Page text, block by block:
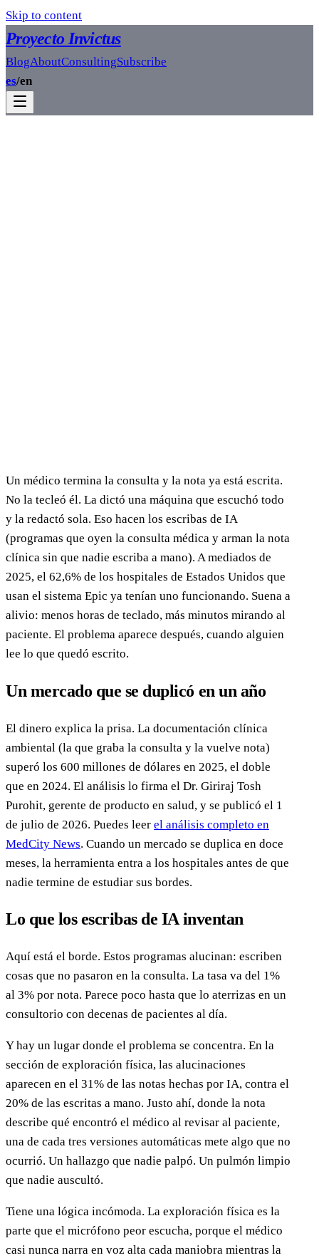
Skip to content
Proyecto Invictus
BlogAboutConsultingSubscribe
es/en
Un médico termina la consulta y la nota ya está escrita.
No la tecleó él. La dictó una máquina que escuchó todo
y la redactó sola. Eso hacen los escribas de IA
(programas que oyen la consulta médica y arman la nota
clínica sin que nadie escriba a mano). A mediados de
2025, el 62,6% de los hospitales de Estados Unidos que
usan el sistema Epic ya tenían uno funcionando. Suena a
alivio: menos horas de teclado, más minutos mirando al
paciente. El problema aparece después, cuando alguien
lee lo que quedó escrito.
Un mercado que se duplicó en un año
El dinero explica la prisa. La documentación clínica
ambiental (la que graba la consulta y la vuelve nota)
superó los 600 millones de dólares en 2025, el doble
que en 2024. El análisis lo firma el Dr. Giriraj Tosh
Purohit, gerente de producto en salud, y se publicó el 1
de julio de 2026. Puedes leer el análisis completo en
MedCity News. Cuando un mercado se duplica en doce
meses, la herramienta entra a los hospitales antes de que
nadie termine de estudiar sus bordes.
Lo que los escribas de IA inventan
Aquí está el borde. Estos programas alucinan: escriben
cosas que no pasaron en la consulta. La tasa va del 1%
al 3% por nota. Parece poco hasta que lo aterrizas en un
consultorio con decenas de pacientes al día.
Y hay un lugar donde el problema se concentra. En la
sección de exploración física, las alucinaciones
aparecen en el 31% de las notas hechas por IA, contra el
20% de las escritas a mano. Justo ahí, donde la nota
describe qué encontró el médico al revisar al paciente,
una de cada tres versiones automáticas mete algo que no
ocurrió. Un hallazgo que nadie palpó. Un pulmón limpio
que nadie auscultó.
Tiene una lógica incómoda. La exploración física es la
parte que el micrófono peor escucha, porque el médico
casi nunca narra en voz alta cada maniobra mientras la